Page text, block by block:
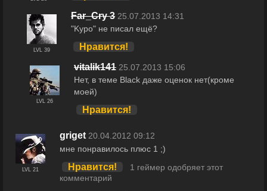
LVL 39
Far_Cry 3 25.07.2013 14:31
"Kypo" не писал ещё?
Нравится!
LVL 26
vitalik141 25.07.2013 15:06
Нет, в теме Black даже оценок нет(кроме
моей)
Нравится!
LVL 21
griget 20.04.2012 09:12
мне понравилось плюс 1 ;)
Нравится!
1 геймер одобряет этот
комментарий